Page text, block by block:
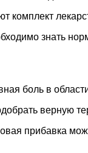
комплект
знать
боль в
верную
прибавка